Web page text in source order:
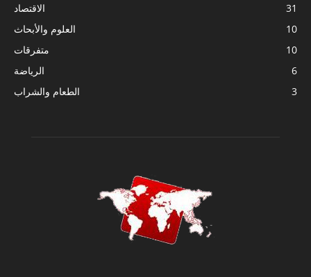
الاقتصاد
31
العلوم والأبحاث
10
متفرقات
10
الرياضة
6
الطعام والشراب
3